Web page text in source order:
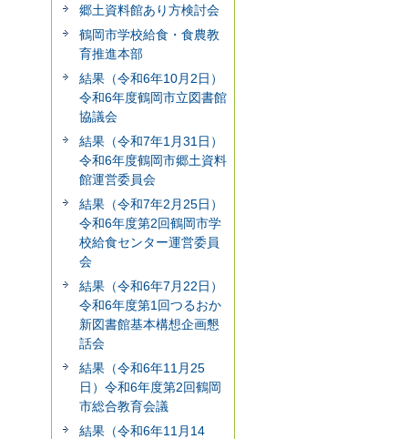
郷土資料館あり方検討会
鶴岡市学校給食・食農教
育推進本部
結果（令和6年10月2日）
令和6年度鶴岡市立図書館
協議会
結果（令和7年1月31日）
令和6年度鶴岡市郷土資料
館運営委員会
結果（令和7年2月25日）
令和6年度第2回鶴岡市学
校給食センター運営委員
会
結果（令和6年7月22日）
令和6年度第1回つるおか
新図書館基本構想企画懇
話会
結果（令和6年11月25
日）令和6年度第2回鶴岡
市総合教育会議
結果（令和6年11月14